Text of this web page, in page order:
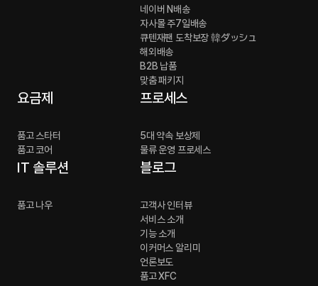
네이버 N배송
자사몰 주7일배송
큐텐재팬 도착보장 韓ダッシュ
해외배송
B2B 납품
맞춤 패키지
요금제
품고 스타터
품고 코어
프로세스
5대 약속 보상제
물류 운영 프로세스
IT 솔루션
품고 나우
블로그
고객사 인터뷰
서비스 소개
기능 소개
이커머스 알리미
언론보도
품고 XFC